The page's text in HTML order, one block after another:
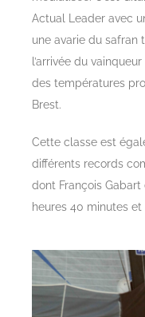
Actual Leader avec
une avarie du safran
l’arrivée du
des températures
Brest.
Cette classe est
différents records
dont François
heures 40 minutes et